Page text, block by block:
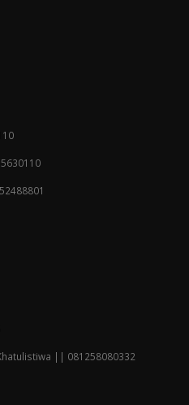
|| 081258080332